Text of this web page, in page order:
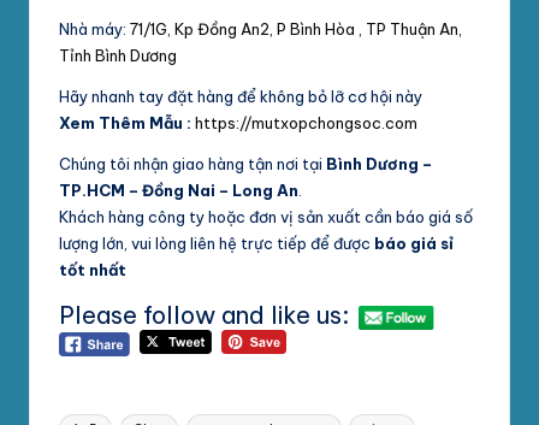
Nhà máy: 71/1G, Kp Đồng An2, P Bình Hòa , TP Thuận An,
Tỉnh Bình Dương
Hãy nhanh tay đặt hàng để không bỏ lỡ cơ hội này
Xem Thêm Mẫu : https://mutxopchongsoc.com
Chúng tôi nhận giao hàng tận nơi tại Bình Dương –
TP.HCM – Đồng Nai – Long An
Khách hàng công ty hoặc đơn vị sản xuất cần báo giá số
lượng lớn, vui lòng liên hệ trực tiếp để được báo giá sỉ
tốt nhất
Please follow and like us:
Tags: